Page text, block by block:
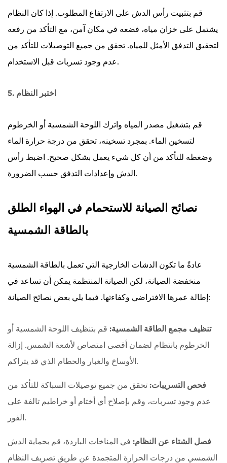
قم بتثبيت رأس الدش على الارتفاع المطلوب. إذا كان النظام
يشتمل على خزان مياه، فضعه في مكان آمن، مع التأكد من رفعه
لتحقيق التدفق الأمثل للمياه. تحقق من جميع التوصيلات للتأكد من
عدم وجود تسربات قبل الاستخدام.
5. اختبر النظام
قم بتشغيل مصدر المياه واترك اللوحة الشمسية أو الخرطوم
لتسخين الماء. بمجرد تسخينه، تحقق من درجة حرارة الماء
وضغطه للتأكد من أن كل شيء يعمل بشكل صحيح. اضبط رأس
الدش وإعدادات التدفق حسب الضرورة.
نصائح الصيانة للاستحمام في الهواء الطلق
بالطاقة الشمسية
عادةً ما تكون الدشات الخارجية التي تعمل بالطاقة الشمسية
منخفضة الصيانة، لكن الصيانة المنتظمة يمكن أن تساعد في
إطالة عمرها الافتراضي وكفاءتها. فيما يلي بعض نصائح الصيانة:
تنظيف مجمع الطاقة الشمسية: قم بتنظيف اللوحة الشمسية أو
الخرطوم بانتظام لضمان أقصى امتصاص لأشعة الشمس. إزالة
الأوساخ والغبار والحطام الذي قد يتراكم.
فحص التسريبات: تحقق من جميع توصيلات السباكة للتأكد من
عدم وجود تسربات، وقم بإصلاح أي أختام أو خراطيم تالفة على
الفور.
فصل الشتاء عن النظام: في المناخات الباردة، قم بحماية الدش
الشمسي من درجات الحرارة المتجمدة عن طريق تصريف النظام